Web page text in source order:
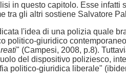
in questo capitolo. Esse
tra gli altri sostiene Salvatore
l'idea di una polizia quale
politico-giuridico
" (Campesi, 2008, p.8).
del dispositivo poliziesco,
politico-giuridica liberale"